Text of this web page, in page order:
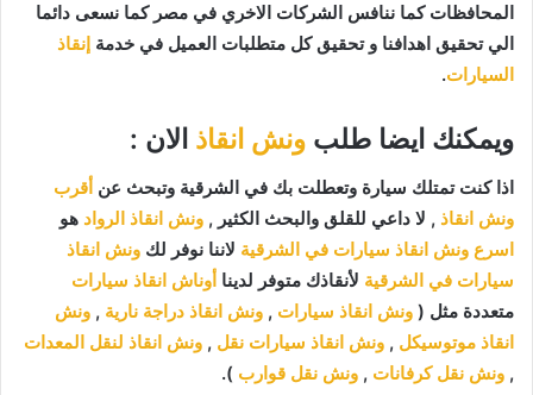
المحافظات كما ننافس الشركات الاخري في مصر كما نسعى دائما
الي تحقيق اهدافنا و تحقيق كل متطلبات العميل في خدمة إنقاذ
السيارات.
ويمكنك ايضا طلب ونش انقاذ الان :
اذا كنت تمتلك سيارة وتعطلت بك في الشرقية وتبحث عن أقرب
ونش انقاذ , لا داعي للقلق والبحث الكثير , ونش انقاذ الرواد هو
اسرع ونش انقاذ سيارات في الشرقية لاننا نوفر لك ونش انقاذ
سيارات في الشرقية لأنقاذك متوفر لدينا أوناش انقاذ سيارات
متعددة مثل ( ونش انقاذ سيارات , ونش انقاذ دراجة نارية , ونش
انقاذ موتوسيكل , ونش انقاذ سيارات نقل , ونش انقاذ لنقل المعدات
, ونش نقل كرفانات , ونش نقل قوارب ).